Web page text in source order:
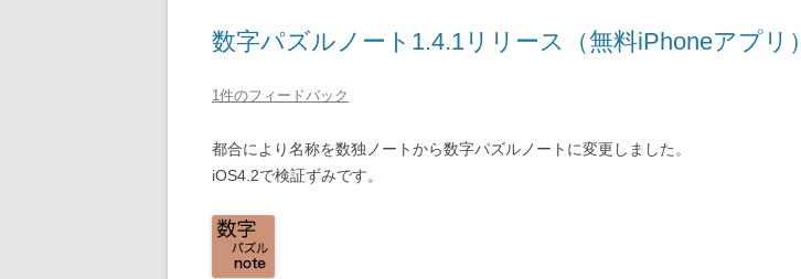
数字パズルノート1.4.1リリース（無料iPhoneアプリ）
1件のフィードバック
都合により名称を数独ノートから数字パズルノートに変更しました。
iOS4.2で検証ずみです。